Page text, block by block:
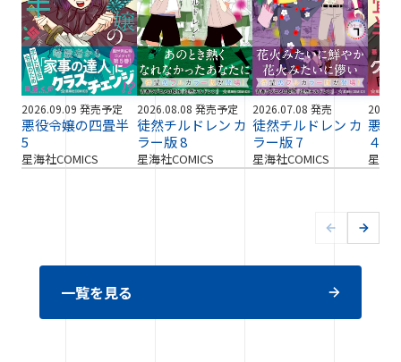
2026.09.09 発売予定
悪役令嬢の四畳半
5
星海社COMICS
2026.08.08 発売予定
徒然チルドレン カ
ラー版 8
星海社COMICS
2026.07.08 発売
徒然チルドレン カ
ラー版 7
星海社COMICS
悪役
４
星海
一覧を見る